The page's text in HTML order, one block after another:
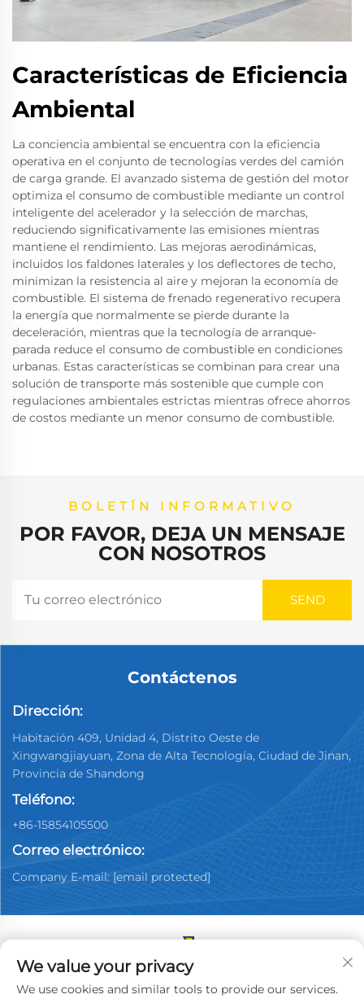
Características de Eficiencia
Ambiental
La conciencia ambiental se encuentra con la eficiencia
operativa en el conjunto de tecnologías verdes del camión
de carga grande. El avanzado sistema de gestión del motor
optimiza el consumo de combustible mediante un control
inteligente del acelerador y la selección de marchas,
reduciendo significativamente las emisiones mientras
mantiene el rendimiento. Las mejoras aerodinámicas,
incluidos los faldones laterales y los deflectores de techo,
minimizan la resistencia al aire y mejoran la economía de
combustible. El sistema de frenado regenerativo recupera
la energía que normalmente se pierde durante la
deceleración, mientras que la tecnología de arranque-
parada reduce el consumo de combustible en condiciones
urbanas. Estas características se combinan para crear una
solución de transporte más sostenible que cumple con
regulaciones ambientales estrictas mientras ofrece ahorros
de costos mediante un menor consumo de combustible.
BOLETÍN INFORMATIVO
POR FAVOR, DEJA UN MENSAJE
CON NOSOTROS
Contáctenos
Dirección:
Habitación 409, Unidad 4, Distrito Oeste de
Xingwangjiayuan, Zona de Alta Tecnología, Ciudad de Jinan,
Provincia de Shandong
Teléfono:
+86-15854105500
Correo electrónico:
Company E-mail: [email protected]
Copyright © 2025 China Jinan Youpin Used Car
We value your privacy
We use cookies and similar tools to provide our services.